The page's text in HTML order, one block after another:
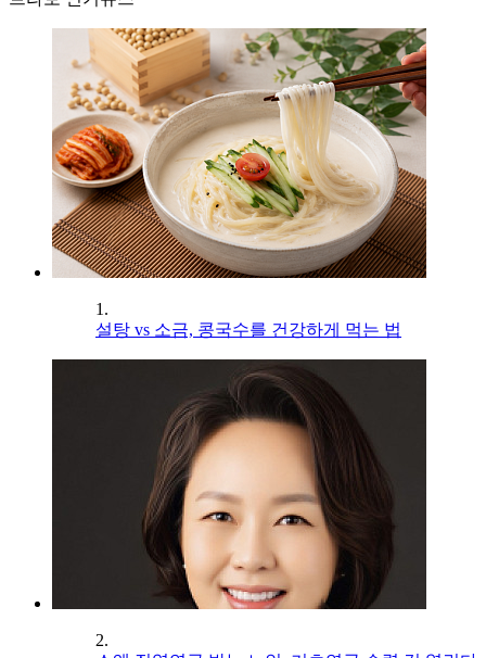
1.
설탕 vs 소금, 콩국수를 건강하게 먹는 법
2.